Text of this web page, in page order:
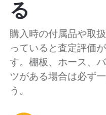
る
購入時の付属品や取
っていると査定評価
す。棚板、ホース、
ツがある場合は必ず
う。